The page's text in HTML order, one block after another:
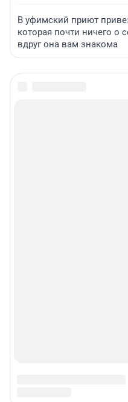
В уфимский приют
которая почти ничего о
вдруг она вам знакома